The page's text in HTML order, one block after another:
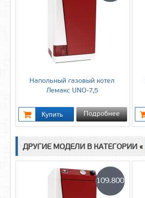
Напольный газовый котел
Лемакс UNO-7,5
Подробнее
ДРУГИЕ МОДЕЛИ В КАТЕГОРИИ «
109.800